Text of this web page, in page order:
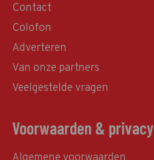
Contact
Colofon
Adverteren
Van onze partners
Veelgestelde vragen
Voorwaarden & privacy